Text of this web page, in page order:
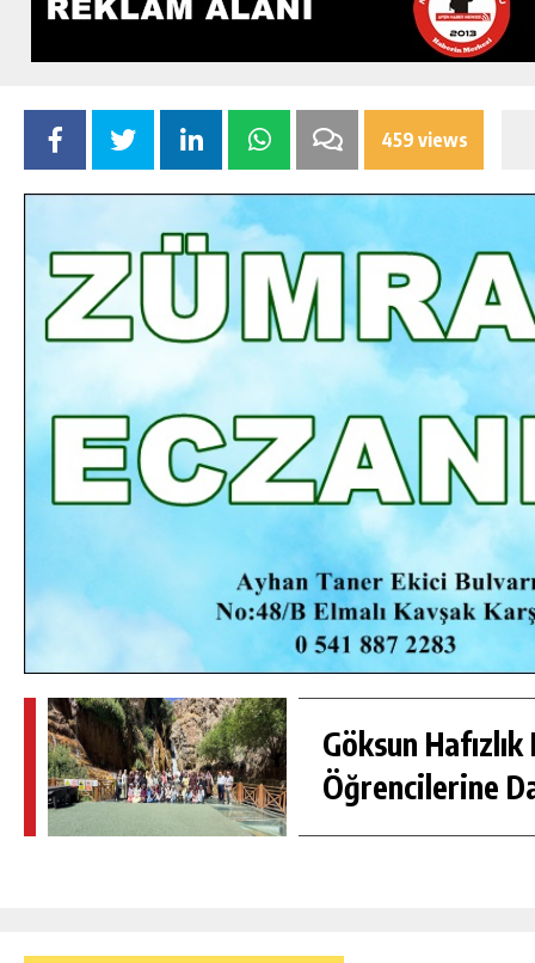
459 views
Göksun Hafızlık
Öğrencilerine
GÜNLÜK HABER AKIŞI
GÖKSUN HAFIZLIK KIZ KUR’AN KURSU
ÖĞRENCILERINE DARENDE GEZISI.